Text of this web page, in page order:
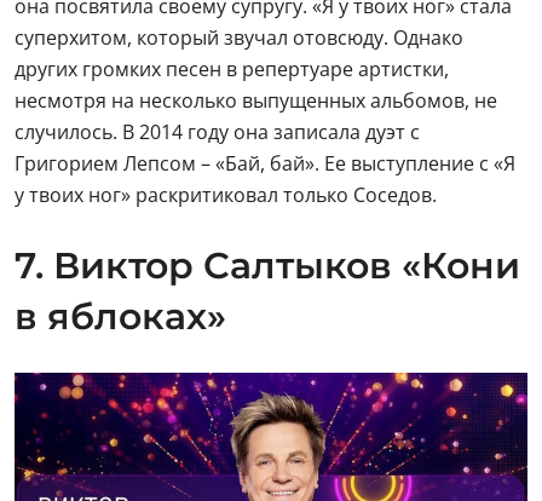
она посвятила своему супругу. «Я у твоих ног» стала
суперхитом, который звучал отовсюду. Однако
других громких песен в репертуаре артистки,
несмотря на несколько выпущенных альбомов, не
случилось. В 2014 году она записала дуэт с
Григорием Лепсом – «Бай, бай». Ее выступление с «Я
у твоих ног» раскритиковал только Соседов.
7. Виктор Салтыков «Кони
в яблоках»